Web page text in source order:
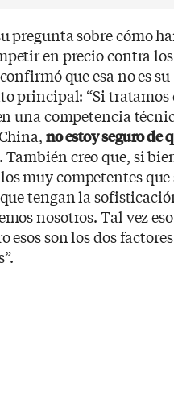
pregunta sobre cómo
en precio contra
que esa no es su
principal: “Si tratamos
una competencia
no estoy seguro de
También creo que, si
muy competentes que
tengan la
nosotros. Tal vez eso
esos son los dos factores